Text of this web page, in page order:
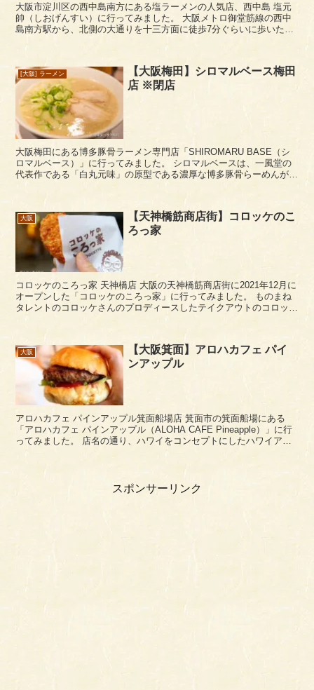
大阪市淀川区の西中島南方にある塩ラーメンの人気店、西中島 塩元
帥（しおげんすい）に行ってみました。 大阪メトロ御堂筋線の西中
島南方駅から、北側の大通りを十三方面に徒歩7分ぐらいに歩いた先
[大阪] ラーメン
【大阪梅田】シロマルベース梅田
店 ※閉店
大阪梅田にある博多豚骨ラーメン専門店「SHIROMARU BASE（シ
ロマルベース）」に行ってみました。 シロマルベースは、一風堂の
代表作である「白丸元味」の原型である濃厚な博多豚骨らーめんが食
大阪
【天神橋筋商店街】コロッケのこ
ろっ家
コロッケのころっ家 天神橋店 大阪の天神橋筋商店街に2021年12月に
オープンした「コロッケのころっ家」に行ってみました。 ものまね
タレントのコロッケさんのプロディースしたテイクアウトのコロッケ
専門店です。関東には数店舗あって、ここ...
大阪
【大阪箕面】アロハカフェ パイ
ンアップル
アロハカフェ パインアップル箕面船場店 箕面市の箕面船場にある
「アロハカフェ パインアップル（ALOHA CAFE Pineapple）」に行
ってみました。 店名の通り、ハワイをコンセプトにしたハワイアン
スポンサーリンク